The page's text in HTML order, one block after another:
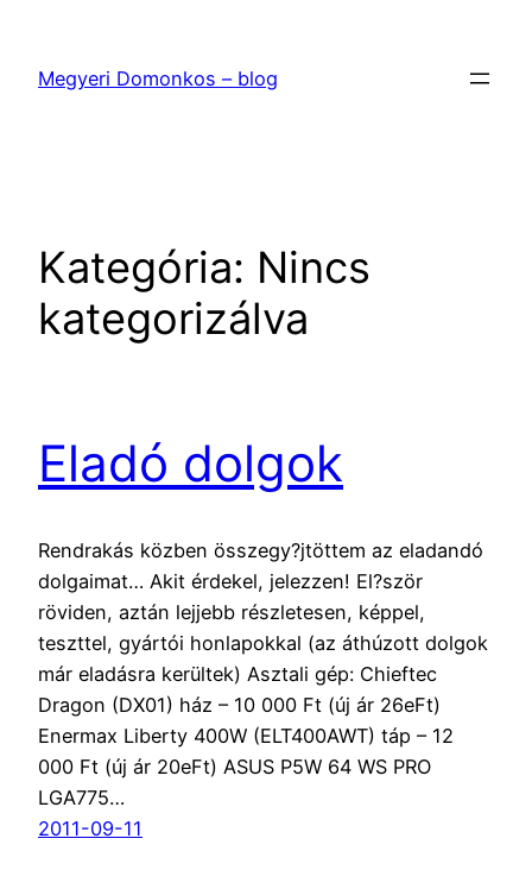
tartalomhoz
Megyeri Domonkos – blog
Kategória: Nincs
kategorizálva
Eladó dolgok
Rendrakás közben összegy?jtöttem az eladandó
dolgaimat… Akit érdekel, jelezzen! El?ször
röviden, aztán lejjebb részletesen, képpel,
teszttel, gyártói honlapokkal (az áthúzott dolgok
már eladásra kerültek) Asztali gép: Chieftec
Dragon (DX01) ház – 10 000 Ft (új ár 26eFt)
Enermax Liberty 400W (ELT400AWT) táp – 12
000 Ft (új ár 20eFt) ASUS P5W 64 WS PRO
LGA775…
2011-09-11